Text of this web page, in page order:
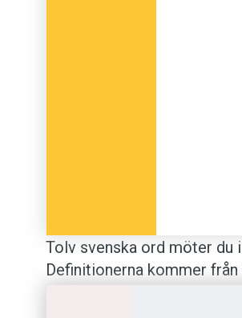
Tolv svenska ord möter du
Definitionerna kommer